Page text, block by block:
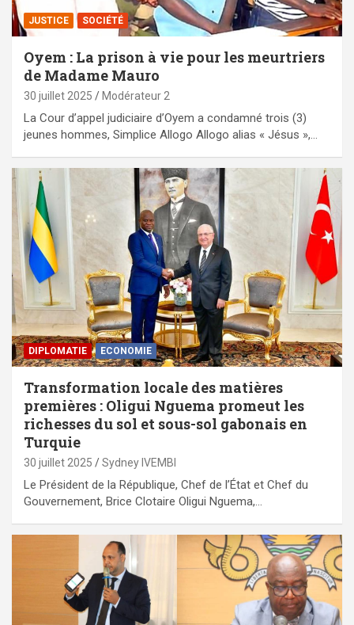
JUSTICE SOCIÉTÉ
Oyem : La prison à vie pour les meurtriers
de Madame Mauro
30 juillet 2025 Modérateur 2
La Cour d’appel judiciaire d’Oyem a condamné trois (3)
jeunes hommes, Simplice Allogo Allogo alias « Jésus »,…
DIPLOMATIE ECONOMIE
Transformation locale des matières
premières : Oligui Nguema promeut les
richesses du sol et sous-sol gabonais en
Turquie
30 juillet 2025 Sydney IVEMBI
Le Président de la République, Chef de l’État et Chef du
Gouvernement, Brice Clotaire Oligui Nguema,…